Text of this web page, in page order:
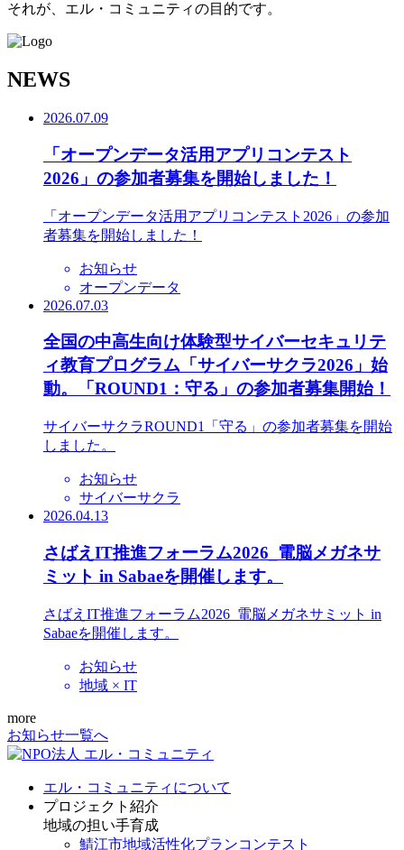
それが、エル・コミュニティの目的です。
NEWS
2026.07.09
「オープンデータ活用アプリコンテスト
2026」の参加者募集を開始しました！
「オープンデータ活用アプリコンテスト2026」の参加
者募集を開始しました！
お知らせ
オープンデータ
2026.07.03
全国の中高生向け体験型サイバーセキュリテ
ィ教育プログラム「サイバーサクラ2026」始
動。「ROUND1：守る」の参加者募集開始！
サイバーサクラROUND1「守る」の参加者募集を開始
しました。
お知らせ
サイバーサクラ
2026.04.13
さばえIT推進フォーラム2026_電脳メガネサ
ミット in Sabaeを開催します。
さばえIT推進フォーラム2026_電脳メガネサミット in
Sabaeを開催します。
お知らせ
地域 × IT
more
お知らせ一覧へ
エル・コミュニティについて
プロジェクト紹介
地域の担い手育成
鯖江市地域活性化プランコンテスト